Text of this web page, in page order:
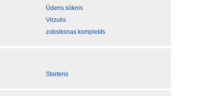
Ūdens sūknis
Virzulis
zobsiksnas komplekts
Starteris